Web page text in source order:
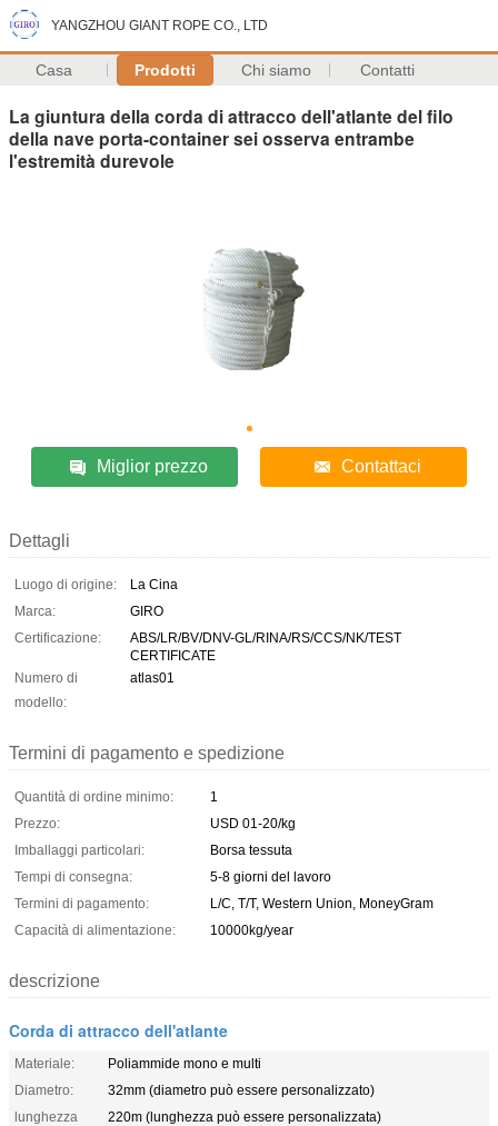
YANGZHOU GIANT ROPE CO., LTD
Casa Prodotti Chi siamo Contatti
La giuntura della corda di attracco dell'atlante del filo
della nave porta-container sei osserva entrambe
l'estremità durevole
Miglior prezzo Contattaci
Dettagli
Luogo di origine:
La Cina
Marca:
GIRO
Certificazione:
ABS/LR/BV/DNV-GL/RINA/RS/CCS/NK/TEST
CERTIFICATE
Numero di
modello:
atlas01
Termini di pagamento e spedizione
Quantità di ordine minimo:
1
Prezzo:
USD 01-20/kg
Imballaggi particolari:
Borsa tessuta
Tempi di consegna:
5-8 giorni del lavoro
Termini di pagamento:
L/C, T/T, Western Union, MoneyGram
Capacità di alimentazione:
10000kg/year
descrizione
Corda di attracco dell'atlante
Materiale:
Poliammide mono e multi
Diametro:
32mm (diametro può essere personalizzato)
lunghezza
220m (lunghezza può essere personalizzata)